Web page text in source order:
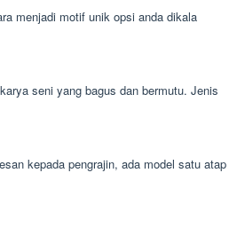
menjadi motif unik opsi anda dikala
seni yang bagus dan bermutu. Jenis
kepada pengrajin, ada model satu atap